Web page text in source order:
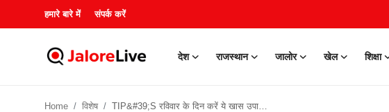
हमारे बारे में संपर्क करें
देश राजस्थान जालोर खेल शिक्षा
Home विशेष TIP&#39;S रविवार के दिन करें ये खास उपाय, होगी मान-सम्मान की प्राप्ति